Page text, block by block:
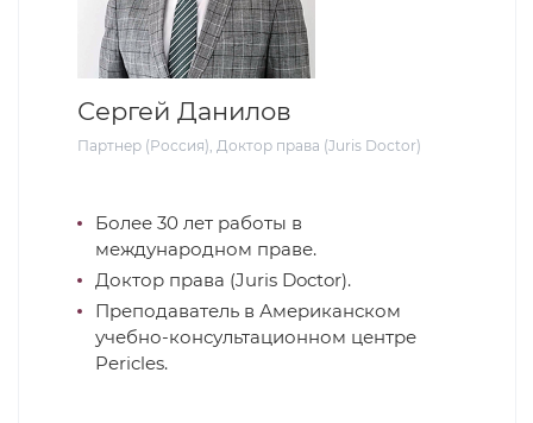
Сергей Данилов
Партнер (Россия), Доктор права (Juris Doctor)
Более 30 лет работы в
международном праве.
Доктор права (Juris Doctor).
Преподаватель в Американском
учебно-консультационном центре
Pericles.